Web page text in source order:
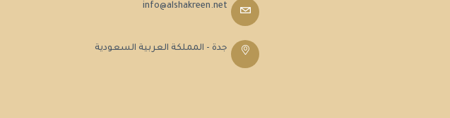
info@alshakreen.net
جدة - المملكة العربية السعودية